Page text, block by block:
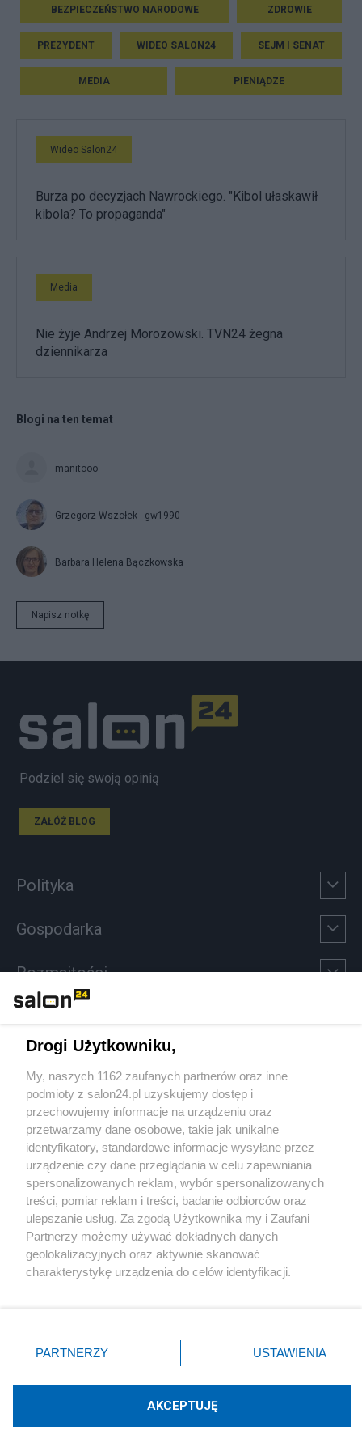
BEZPIECZEŃSTWO NARODOWE ZDROWIE
PREZYDENT WIDEO SALON24 SEJM I SENAT
MEDIA PIENIĄDZE
Wideo Salon24
Burza po decyzjach Nawrockiego. "Kibol ułaskawił
kibola? To propaganda"
Media
Nie żyje Andrzej Morozowski. TVN24 żegna
dziennikarza
Blogi na ten temat
manitooo
Grzegorz Wszołek - gw1990
Barbara Helena Bączkowska
Napisz notkę
Podziel się swoją opinią
ZAŁÓŻ BLOG
Polityka
Gospodarka
Rozmaitości
Sport
Społeczeństwo
Kultura
X Facebook Instagram Youtube
Drogi Użytkowniku,
My, naszych 1162 zaufanych partnerów oraz inne
podmioty z salon24.pl uzyskujemy dostęp i
przechowujemy informacje na urządzeniu oraz
przetwarzamy dane osobowe, takie jak unikalne
identyfikatory, standardowe informacje wysyłane przez
urządzenie czy dane przeglądania w celu zapewniania
spersonalizowanych reklam, wybór spersonalizowanych
treści, pomiar reklam i treści, badanie odbiorców oraz
ulepszanie usług. Za zgodą Użytkownika my i Zaufani
Partnerzy możemy używać dokładnych danych
geolokalizacyjnych oraz aktywnie skanować
charakterystykę urządzenia do celów identyfikacji.
zmienić/wycofać klikając przycisk ustawień prywatności
znajdujący się w lewym dolnym rogu strony
rodzaje przetwarzania danych nie wymagają zgody
użytkownika, ale masz prawo sprzeciwić się takiemu
PARTNERZY USTAWIENIA
AKCEPTUJĘ